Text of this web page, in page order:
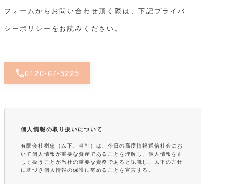
フォームからお問い合わせ頂く際は、下記プライバ
シーポリシーをお読みください。
call0120-67-5225
個人情報の取り扱いについて
有限会社桝忠（以下、当社）は、今日の高度情報通信社会にお
いて個人情報が重要な資産であることを理解し、個人情報を正
しく扱うことが当社の重要な責務であると認識し、以下の方針
に基づき個人情報の保護に努めることを宣言する。